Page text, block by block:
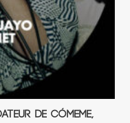
de Cómeme,